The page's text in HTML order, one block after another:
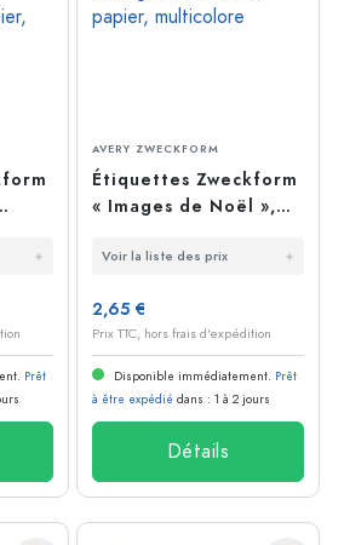
Prêt
AVERY ZWECKFORM
Étiquettes Zweckform
« Images de Noël »,
Voir la liste des prix
2,65 €
Prix TTC, hors frais d'expédition
Disponible immédiatement. Prêt
à être expédié dans : 1 à 2 jours
Détails